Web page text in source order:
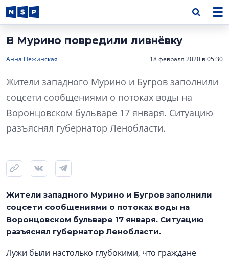
В Мурино повредили ливнёвку
Анна Нежинская 18 февраля 2020 в 05:30
Жители западного Мурино и Бугров заполнили
соцсети сообщениями о потоках воды на
Воронцовском бульваре 17 января. Ситуацию
разъяснял губернатор Ленобласти.
Жители западного Мурино и Бугров заполнили
соцсети сообщениями о потоках воды на
Воронцовском бульваре 17 января. Ситуацию
разъяснял губернатор Ленобласти.
Лужи были настолько глубокими, что граждане